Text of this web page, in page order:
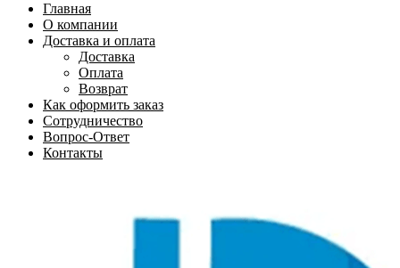
Главная
О компании
Доставка и оплата
Доставка
Оплата
Возврат
Как оформить заказ
Сотрудничество
Вопрос-Ответ
Контакты